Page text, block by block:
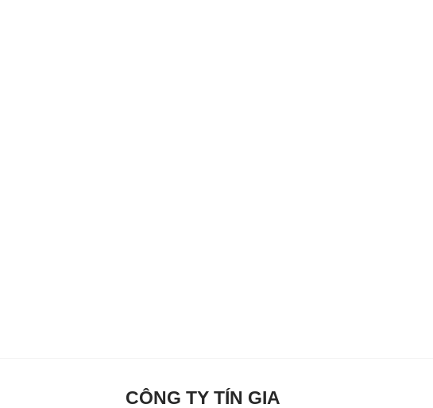
CÔNG TY TÍN GIA